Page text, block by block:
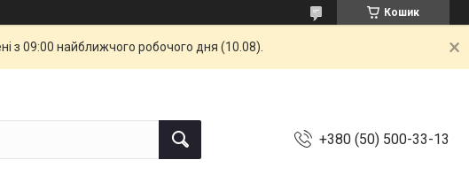
Кошик
з 09:00 найближчого робочого дня (10.08).
+380 (50) 500-33-13